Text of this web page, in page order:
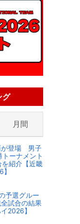
グ
月間
が登場 男子
ーナメント
紹介【近畿
予選グルー
試合の結果
2026】